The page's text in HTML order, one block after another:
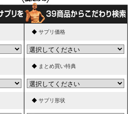
◆ サプリ価格
◆ まとめ買い特典
◆ サプリ形状